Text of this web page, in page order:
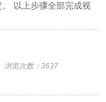
以上步骤全部完成视
浏览次数：3637